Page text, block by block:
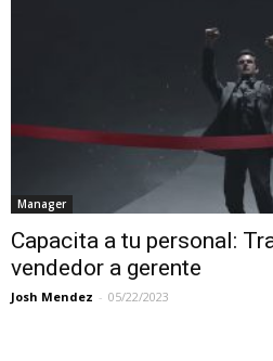
Manager
Capacita a tu personal:
vendedor a gerente
Josh Mendez - 05/22/2023